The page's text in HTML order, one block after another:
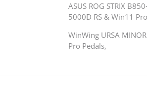
ASUS ROG STRIX
5000D RS & Win11
WinWing URSA
Pro Pedals,